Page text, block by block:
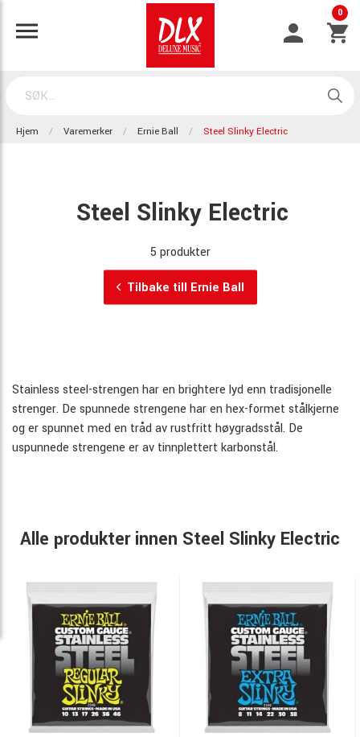
0
Hjem Varemerker Ernie Ball Steel Slinky Electric
Steel Slinky Electric
5 produkter
Tilbake till Ernie Ball
Stainless steel-strengen har en brightere lyd enn tradisjonelle
strenger. De spunnede strengene har en hex-formet stålkjerne
og er spunnet med en tråd av rustfritt høygradsstål. De
uspunnede strengene er av tinnplettert karbonstål.
Alle produkter innen Steel Slinky Electric